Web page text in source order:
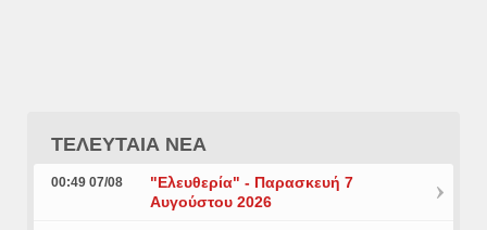
ΤΕΛΕΥΤΑΙΑ ΝΕΑ
00:49 07/08
"Ελευθερία" - Παρασκευή 7
Αυγούστου 2026